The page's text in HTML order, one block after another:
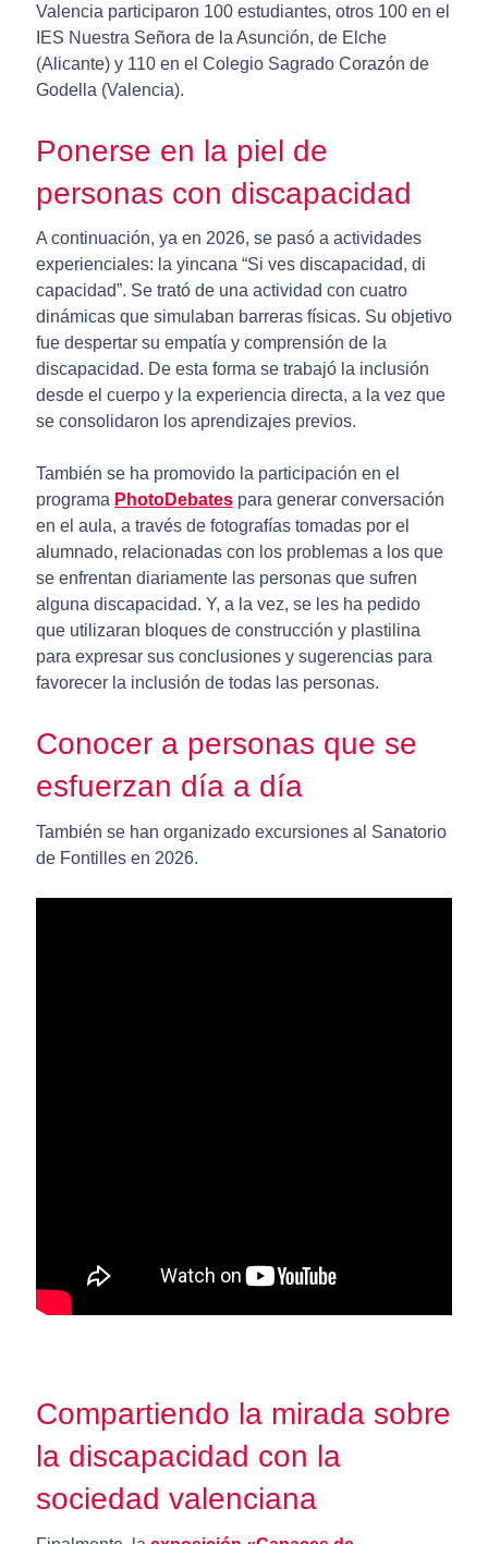
Valencia participaron 100 estudiantes, otros 100 en el
IES Nuestra Señora de la Asunción, de Elche
(Alicante) y 110 en el Colegio Sagrado Corazón de
Godella (Valencia).
Ponerse en la piel de
personas con discapacidad
A continuación, ya en 2026, se pasó a actividades
experienciales: la yincana “Si ves discapacidad, di
capacidad”. Se trató de una actividad con cuatro
dinámicas que simulaban barreras físicas. Su objetivo
fue despertar su empatía y comprensión de la
discapacidad. De esta forma se trabajó la inclusión
desde el cuerpo y la experiencia directa, a la vez que
se consolidaron los aprendizajes previos.
También se ha promovido la participación en el
programa PhotoDebatespara generar conversación
en el aula, a través de fotografías tomadas por el
alumnado, relacionadas con los problemas a los que
se enfrentan diariamente las personas que sufren
alguna discapacidad. Y, a la vez, se les ha pedido
que utilizaran bloques de construcción y plastilina
para expresar sus conclusiones y sugerencias para
favorecer la inclusión de todas las personas.
Conocer a personas que se
esfuerzan día a día
También se han organizado excursiones al Sanatorio
de Fontilles en 2026.
Compartiendo la mirada sobre
la discapacidad con la
sociedad valenciana